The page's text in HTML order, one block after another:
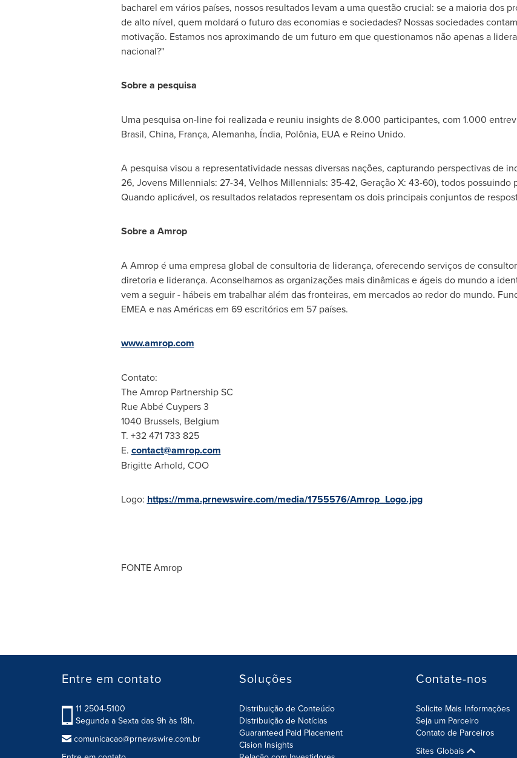
bacharel em vários países, nossos resultados levam a uma questão crucial: se a maioria dos
de alto nível, quem moldará o futuro das economias e sociedades? Nossas sociedades
motivação. Estamos nos aproximando de um futuro em que questionamos não apenas a
nacional?"
Sobre a pesquisa
Uma pesquisa on-line foi realizada e reuniu insights de 8.000 participantes, com 1.000
Brasil, China, França, Alemanha, Índia, Polônia, EUA e Reino Unido.
A pesquisa visou a representatividade nessas diversas nações, capturando perspectivas de
26, Jovens Millennials: 27-34, Velhos Millennials: 35-42, Geração X: 43-60), todos
Quando aplicável, os resultados relatados representam os dois principais conjuntos de
Sobre a Amrop
A Amrop é uma empresa global de consultoria de liderança, oferecendo serviços de
diretoria e liderança. Aconselhamos as organizações mais dinâmicas e ágeis do mundo a
vem a seguir - hábeis em trabalhar além das fronteiras, em mercados ao redor do mundo.
EMEA e nas Américas em 69 escritórios em 57 países.
www.amrop.com
Contato:
The Amrop Partnership SC
Rue Abbé Cuypers 3
1040 Brussels, Belgium
T. +32 471 733 825
E. contact@amrop.com
Brigitte Arhold, COO
Logo: https://mma.prnewswire.com/media/1755576/Amrop_Logo.jpg
FONTE Amrop
Entre em contato
11 2504-5100
Segunda a Sexta das 9h às 18h.
comunicacao@prnewswire.com.br
Soluções
Distribuição de Conteúdo
Distribuição de Notícias
Guaranteed Paid Placement
Cision Insights
Contate-nos
Solicite Mais Informações
Seja um Parceiro
Contato de Parceiros
Sites Globais